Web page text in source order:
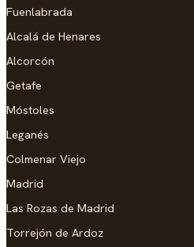
Fuenlabrada
Alcalá de Henares
Alcorcón
Getafe
Móstoles
Leganés
Colmenar Viejo
Madrid
Las Rozas de Madrid
Torrejón de Ardoz